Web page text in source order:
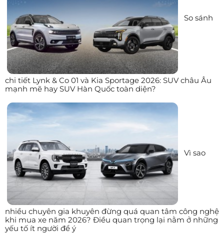
So sánh
chi tiết Lynk & Co 01 và Kia Sportage 2026: SUV châu Âu
mạnh mẽ hay SUV Hàn Quốc toàn diện?
Vì sao
nhiều chuyên gia khuyên đừng quá quan tâm công nghệ
khi mua xe năm 2026? Điều quan trọng lại nằm ở những
yếu tố ít người để ý